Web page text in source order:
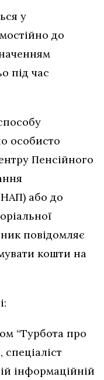
у
до
під час
особисто
Пенсійного
або до
повідомляє
кошти на
“Турбота про
інформаційній